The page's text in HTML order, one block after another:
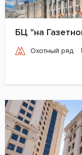
БЦ "на
Охотный ряд